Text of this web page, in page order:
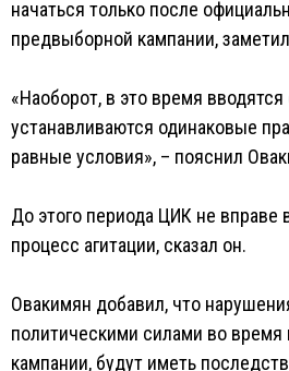
начаться только после
предвыборной кампании,
«Наоборот, в это время
устанавливаются одинаковые
равные условия», – пояснил
До этого периода ЦИК не вправе
процесс агитации, сказал он.
Овакимян добавил, что
политическими силами во
кампании, будут иметь